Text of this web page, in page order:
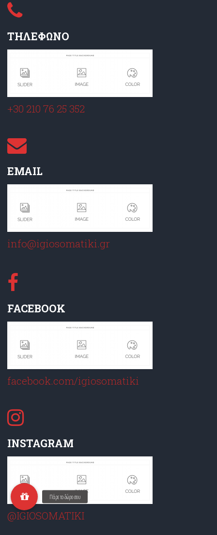
ΤΗΛΕΦΩΝΟ
+30 210 76 25 352
EMAIL
info@igiosomatiki.gr
FACEBOOK
facebook.com/igiosomatiki
INSTAGRAM
@IGIOSOMATIKI